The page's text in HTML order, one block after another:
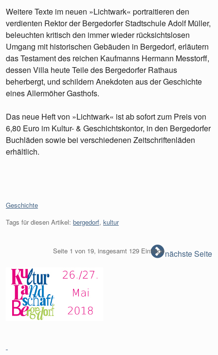
Weitere Texte im neuen »Lichtwark« portraitieren den
verdienten Rektor der Bergedorfer Stadtschule Adolf Müller,
beleuchten kritisch den immer wieder rücksichtslosen
Umgang mit historischen Gebäuden in Bergedorf, erläutern
das Testament des reichen Kaufmanns Hermann Messtorff,
dessen Villa heute Teile des Bergedorfer Rathaus
beherbergt, und schildern Anekdoten aus der Geschichte
eines Allermöher Gasthofs.
Das neue Heft von »Lichtwark« ist ab sofort zum Preis von
6,80 Euro im Kultur- & Geschichtskontor, in den Bergedorfer
Buchläden sowie bei verschiedenen Zeitschriftenläden
erhältlich.
Kategorien:
Geschichte
Tags für diesen Artikel: bergedorf, kultur
Seite 1 von 19, insgesamt 129 Einträgenächste Seite